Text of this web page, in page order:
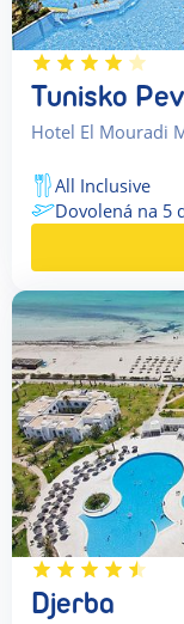
Tunisko
Hotel El Mouradi
All Inclusive
Dovolená na 5
Djerba